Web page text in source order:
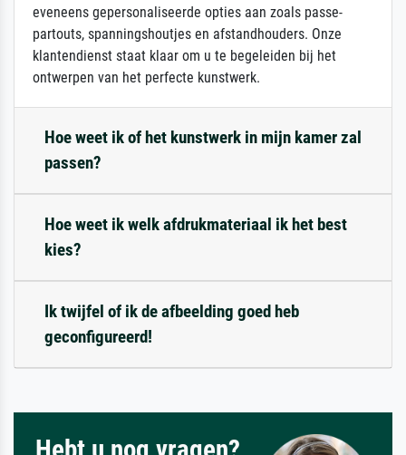
eveneens gepersonaliseerde opties aan zoals passe-
partouts, spanningshoutjes en afstandhouders. Onze
klantendienst staat klaar om u te begeleiden bij het
ontwerpen van het perfecte kunstwerk.
Hoe weet ik of het kunstwerk in mijn kamer zal
passen?
Hoe weet ik welk afdrukmateriaal ik het best
kies?
Ik twijfel of ik de afbeelding goed heb
geconfigureerd!